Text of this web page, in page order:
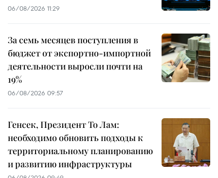
06/08/2026 11:29
За семь месяцев поступления в
бюджет от экспортно-импортной
деятельности выросли почти на
19%
06/08/2026 09:57
Генсек, Президент То Лам:
необходимо обновить подходы к
территориальному планированию
и развитию инфраструктуры